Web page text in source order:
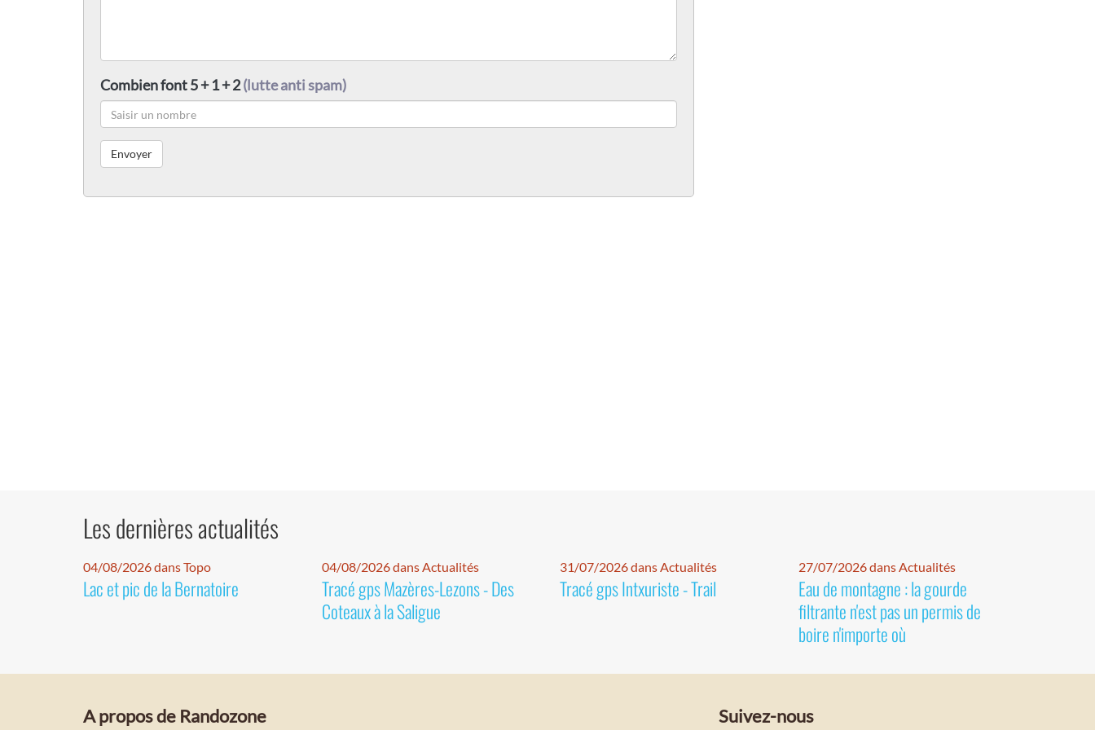
Combien font 5 + 1 + 2(lutte anti spam)
Les dernières actualités
04/08/2026 dans Topo
Lac et pic de la Bernatoire
04/08/2026 dans Actualités
Tracé gps Mazères-Lezons - Des
Coteaux à la Saligue
31/07/2026 dans Actualités
Tracé gps Intxuriste - Trail
27/07/2026 dans Actualités
Eau de montagne : la gourde
filtrante n'est pas un permis de
boire n'importe où
A propos de Randozone Suivez-nous